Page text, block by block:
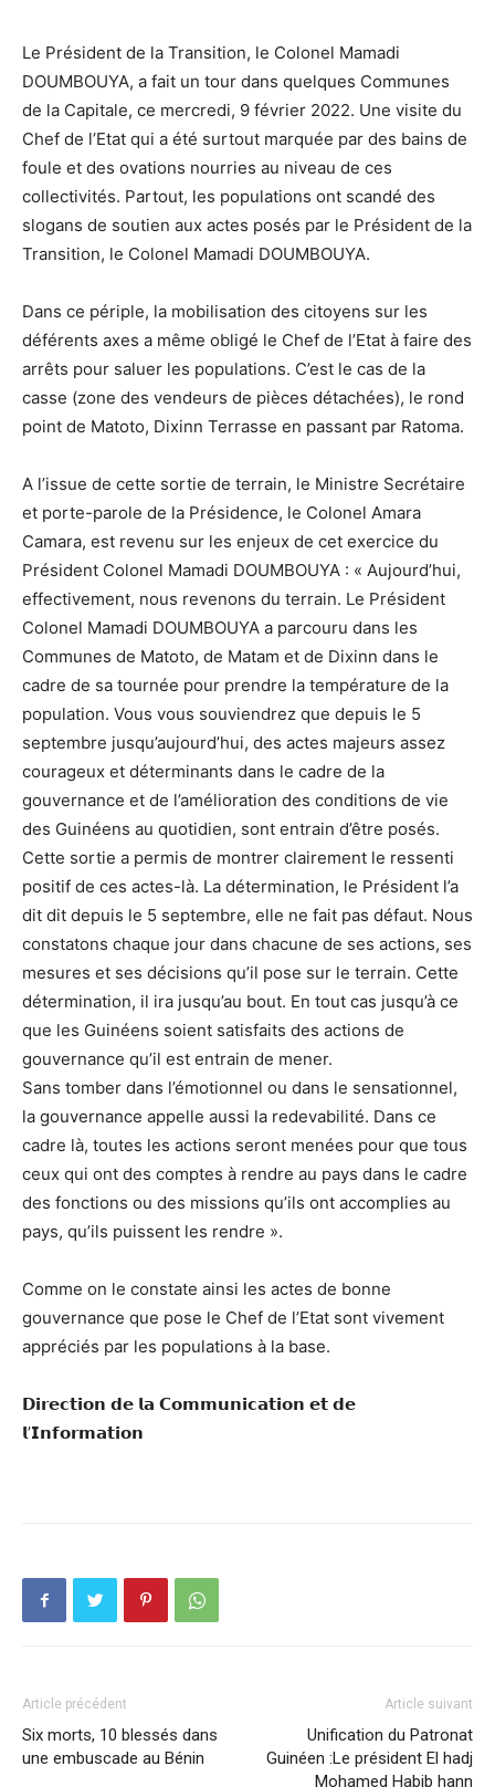
Le Président de la Transition, le Colonel Mamadi
DOUMBOUYA, a fait un tour dans quelques Communes
de la Capitale, ce mercredi, 9 février 2022. Une visite du
Chef de l’Etat qui a été surtout marquée par des bains de
foule et des ovations nourries au niveau de ces
collectivités. Partout, les populations ont scandé des
slogans de soutien aux actes posés par le Président de la
Transition, le Colonel Mamadi DOUMBOUYA.
Dans ce périple, la mobilisation des citoyens sur les
déférents axes a même obligé le Chef de l’Etat à faire des
arrêts pour saluer les populations. C’est le cas de la
casse (zone des vendeurs de pièces détachées), le rond
point de Matoto, Dixinn Terrasse en passant par Ratoma.
A l’issue de cette sortie de terrain, le Ministre Secrétaire
et porte-parole de la Présidence, le Colonel Amara
Camara, est revenu sur les enjeux de cet exercice du
Président Colonel Mamadi DOUMBOUYA : « Aujourd’hui,
effectivement, nous revenons du terrain. Le Président
Colonel Mamadi DOUMBOUYA a parcouru dans les
Communes de Matoto, de Matam et de Dixinn dans le
cadre de sa tournée pour prendre la température de la
population. Vous vous souviendrez que depuis le 5
septembre jusqu’aujourd’hui, des actes majeurs assez
courageux et déterminants dans le cadre de la
gouvernance et de l’amélioration des conditions de vie
des Guinéens au quotidien, sont entrain d’être posés.
Cette sortie a permis de montrer clairement le ressenti
positif de ces actes-là. La détermination, le Président l’a
dit dit depuis le 5 septembre, elle ne fait pas défaut. Nous
constatons chaque jour dans chacune de ses actions, ses
mesures et ses décisions qu’il pose sur le terrain. Cette
détermination, il ira jusqu’au bout. En tout cas jusqu’à ce
que les Guinéens soient satisfaits des actions de
gouvernance qu’il est entrain de mener.
Sans tomber dans l’émotionnel ou dans le sensationnel,
la gouvernance appelle aussi la redevabilité. Dans ce
cadre là, toutes les actions seront menées pour que tous
ceux qui ont des comptes à rendre au pays dans le cadre
des fonctions ou des missions qu’ils ont accomplies au
pays, qu’ils puissent les rendre ».
Comme on le constate ainsi les actes de bonne
gouvernance que pose le Chef de l’Etat sont vivement
appréciés par les populations à la base.
𝗗𝗶𝗿𝗲𝗰𝘁𝗶𝗼𝗻 𝗱𝗲 𝗹𝗮 𝗖𝗼𝗺𝗺𝘂𝗻𝗶𝗰𝗮𝘁𝗶𝗼𝗻 𝗲𝘁 𝗱𝗲
𝗹’𝗜𝗻𝗳𝗼𝗿𝗺𝗮𝘁𝗶𝗼𝗻
Article précédent
Six morts, 10 blessés dans
une embuscade au Bénin
Article suivant
Unification du Patronat
Guinéen :Le président El hadj
Mohamed Habib hann